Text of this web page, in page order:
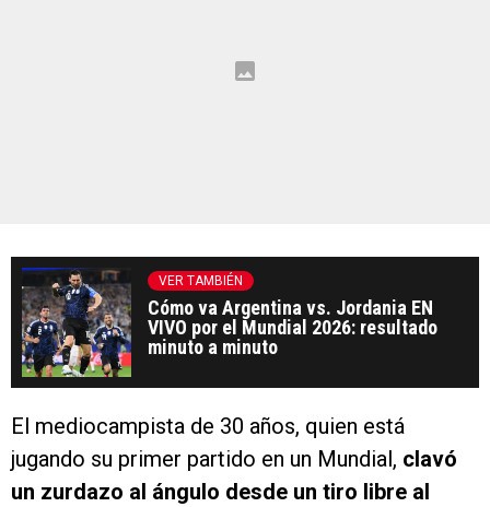
VER TAMBIÉN
Cómo va Argentina vs. Jordania EN
VIVO por el Mundial 2026: resultado
minuto a minuto
El mediocampista de 30 años, quien está
jugando su primer partido en un Mundial, clavó
un zurdazo al ángulo desde un tiro libre al